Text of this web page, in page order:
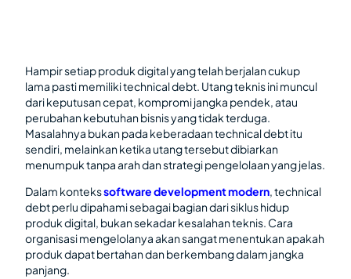
Hampir setiap produk digital yang telah berjalan cukup
lama pasti memiliki technical debt. Utang teknis ini muncul
dari keputusan cepat, kompromi jangka pendek, atau
perubahan kebutuhan bisnis yang tidak terduga.
Masalahnya bukan pada keberadaan technical debt itu
sendiri, melainkan ketika utang tersebut dibiarkan
menumpuk tanpa arah dan strategi pengelolaan yang jelas.
Dalam kontekssoftware development modern , technical
debt perlu dipahami sebagai bagian dari siklus hidup
produk digital, bukan sekadar kesalahan teknis. Cara
organisasi mengelolanya akan sangat menentukan apakah
produk dapat bertahan dan berkembang dalam jangka
panjang.